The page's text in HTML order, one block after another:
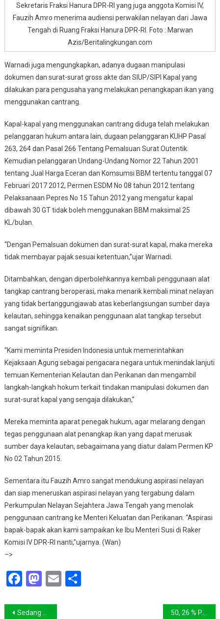
Sekretaris Fraksi Hanura DPR-RI yang juga anggota Komisi IV,
Fauzih Amro menerima audiensi perwakilan nelayan dari Jawa
Tengah di Ruang Fraksi Hanura DPR-RI. Foto : Marwan
Azis/Beritalingkungan.com
Warnadi juga mengungkapkan, adanya dugaan manipulasi
dokumen dan surat-surat gross akte dan SIUP/SIPI Kapal yang
dilakukan para pengusaha yang melakukan penangkapan ikan yang
menggunakan cantrang.
Kapal-kapal yang menggunakan cantrang diduga telah melakukan
pelanggaran hukum antara lain, dugaan pelanggaran KUHP Pasal
263, 264 dan Pasal 266 Tentang Pemalsuan Surat Outentik.
Kemudian pelanggaran Undang-Undang Nomor 22 Tahun 2001
tentang Jual Harga Eceran dan Komsumsi BBM tertentu tanggal 07
Februari 2017 2012, Permen ESDM No 08 tahun 2012 tentang
Pelaksanaan Pepres No 15 Tahun 2012 yang mengatur kapal
dibawah 30 GT tidak boleh menggunakan BBM maksimal 25
KL/bulan.
“Dengan Pemalsuan dokumen dan surat-surat kapal, maka mereka
tidak membayar pajak sesuai ketentuan,”ujar Warnadi.
Ditambahkan, dengan diperbolehkannya kembali penggunaan alat
tangkap cantrang beroperasi, maka menarik kembali minat nelayan
yang tidak bertanggungjawab atas keberlangsungan sumber daya
kelautan, sehingga kenaikan penggunaan alat tangkap tersebut
sangat signifikan.
“Kami meminta Presiden Indonesia untuk memerintahkan
Kejaksaan Agung sebagai pengacara negara untuk menindak lanjuti
temuan Kementerian Kelautan dan Perikanan dan mengambil
langkah-langkah hokum terkait tindakan manipulasi dokumen dan
surat-surat kapal yang sengaja dilakukan,”
Mereka meminta aparat penegak hukum, agar melarang dengan
tegas penggunaan alat penangkap ikan yang dapat merusak
sumber daya kelautan, sebagaimana yang diatur dalam Permen KP
No 02 Tahun 2015.
Sementara itu Fauzih Amro sangat mendukung aspirasi nelayan
dan siap meneruskan aspirasi nelayan yang tergabung dalam
Perkumpulan Nelayan Sejahtera Jawa Tengah yang menolak
penggunaan cantrang ke Menteri Keluatan dan Perikanan. “Aspirasi
bapak-bapak akan kami sampaikan ke Ibu Menteri Susi di Raker
Komisi IV DPR-RI nanti,”ujarnya. (Wan)
–>
Facebook
Mastodon
EmailShare
Navigasi
Sedang Cari Tiket Pesawat Untuk Liburan? Coba deh ke Ternate